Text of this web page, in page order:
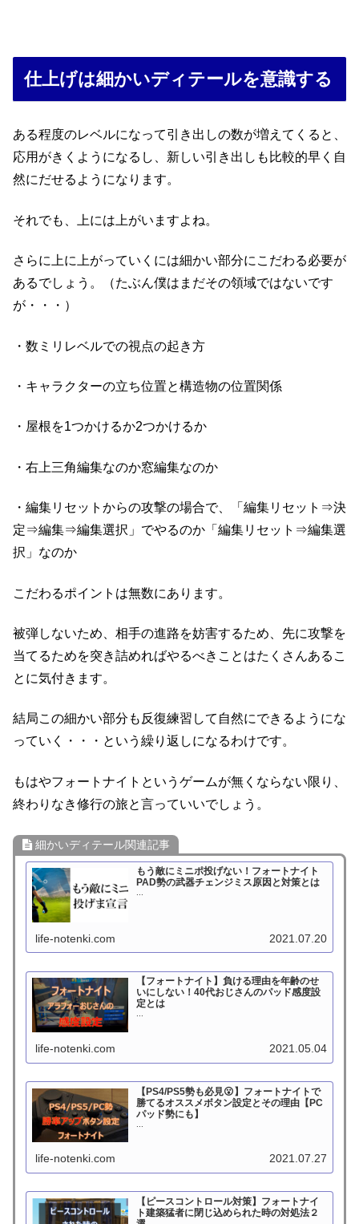
仕上げは細かいディテールを意識する
ある程度のレベルになって引き出しの数が増えてくると、
応用がきくようになるし、新しい引き出しも比較的早く自
然にだせるようになります。
それでも、上には上がいますよね。
さらに上に上がっていくには細かい部分にこだわる必要が
あるでしょう。（たぶん僕はまだその領域ではないです
が・・・）
・数ミリレベルでの視点の起き方
・キャラクターの立ち位置と構造物の位置関係
・屋根を1つかけるか2つかけるか
・右上三角編集なのか窓編集なのか
・編集リセットからの攻撃の場合で、「編集リセット⇒決
定⇒編集⇒編集選択」でやるのか「編集リセット⇒編集選
択」なのか
こだわるポイントは無数にあります。
被弾しないため、相手の進路を妨害するため、先に攻撃を
当てるためを突き詰めればやるべきことはたくさんあるこ
とに気付きます。
結局この細かい部分も反復練習して自然にできるようにな
っていく・・・という繰り返しになるわけです。
もはやフォートナイトというゲームが無くならない限り、
終わりなき修行の旅と言っていいでしょう。
細かいディテール関連記事
もう敵にミニポ投げない！フォートナイト
PAD勢の武器チェンジミス原因と対策とは
life-notenki.com 2021.07.20
【フォートナイト】負ける理由を年齢のせ
いにしない！40代おじさんのパッド感度設
定とは
...
life-notenki.com 2021.05.04
【PS4/PS5勢も必見😮】フォートナイトで
勝てるオススメボタン設定とその理由【PC
パッド勢にも】
life-notenki.com 2021.07.27
【ピースコントロール対策】フォートナイ
ト建築猛者に閉じ込められた時の対処法２